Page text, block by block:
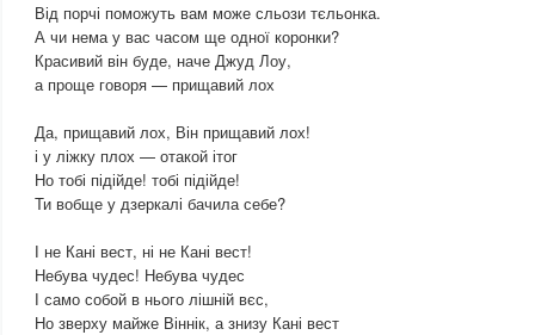
Від порчі поможуть вам може сльози тєльонка.
А чи нема у вас часом ще одної коронки?
Красивий він буде, наче Джуд Лоу,
а проще говоря — прищавий лох
Да, прищавий лох, Він прищавий лох!
і у ліжку плох — отакой ітог
Но тобі підійде! тобі підійде!
Ти вобще у дзеркалі бачила себе?
І не Кані вест, ні не Кані вест!
Небува чудес! Небува чудес
І само собой в нього лішній вєс,
Но зверху майже Віннік, а знизу Кані вест